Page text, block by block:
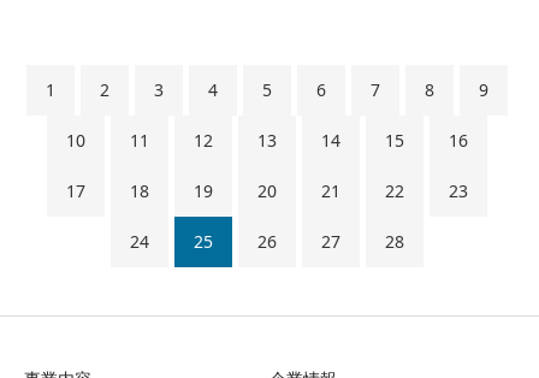
1 2 3 4 5 6 7 8 9
10 11 12 13 14 15 16
17 18 19 20 21 22 23
24 25 26 27 28